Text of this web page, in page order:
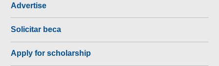
Advertise
Solicitar beca
Apply for scholarship